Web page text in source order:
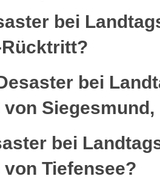
bei
bei
bei
Tiefensee?